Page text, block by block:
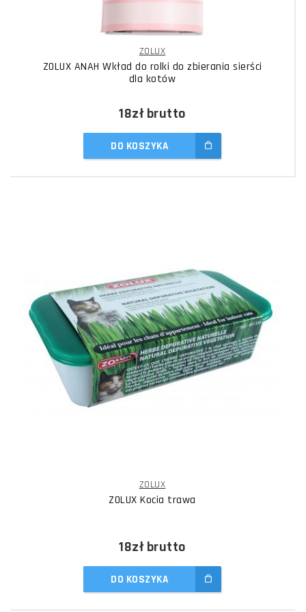
ZOLUX
ZOLUX ANAH Wkład do rolki do zbierania sierści
dla kotów
18złbrutto
DO KOSZYKA
ZOLUX
ZOLUX Kocia trawa
18złbrutto
DO KOSZYKA